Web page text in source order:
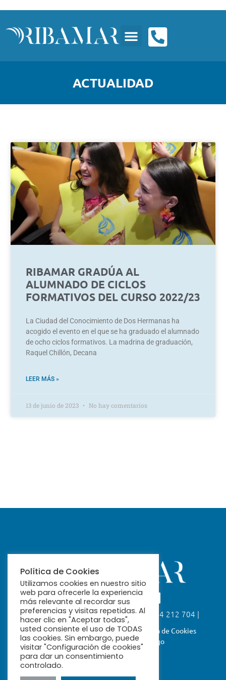
ACTUALIDAD
RIBAMAR GRADÚA AL
ALUMNADO DE CICLOS
FORMATIVOS DEL CURSO 2022/23
La Ciudad del Conocimiento de Dos Hermanas ha
acogido el evento en el que se ha graduado el alumnado
de ocho ciclos formativos. La madrina de graduación,
Raquel Chillón, Decana
LEER MÁS »
13 de junio de 2023 No hay comentarios
Calle Fabiola, 26. 41004 Sevilla | 954 212 704 |
ribamar@ribamar.org
Aviso LegalPolítica de PrivacidadPolítica de Cookies
Términos y Condiciones de Pago
Política de Cookies
Utilizamos cookies en nuestro sitio
web para ofrecerle la experiencia
más relevante al recordar sus
preferencias y visitas repetidas. Al
hacer clic en "Aceptar todas",
usted consiente el uso de TODAS
las cookies. Sin embargo, puede
visitar "Configuración de cookies"
para dar un consentimiento
controlado.